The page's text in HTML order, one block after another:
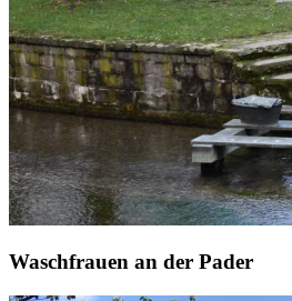
Waschfrauen an der Pader